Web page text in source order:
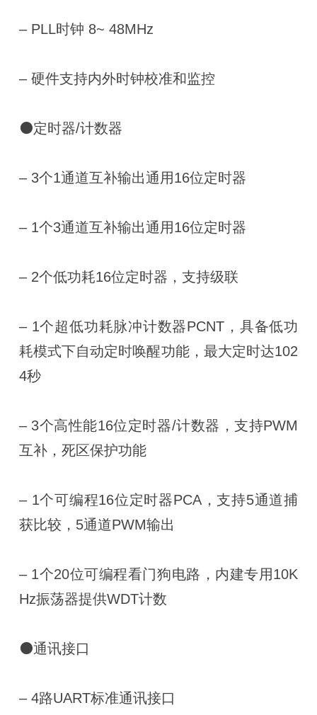
– PLL时钟 8~ 48MHz
– 硬件支持内外时钟校准和监控
⚫定时器/计数器
– 3个1通道互补输出通用16位定时器
– 1个3通道互补输出通用16位定时器
– 2个低功耗16位定时器，支持级联
– 1个超低功耗脉冲计数器PCNT，具备低功
耗模式下自动定时唤醒功能，最大定时达102
4秒
– 3个高性能16位定时器/计数器，支持PWM
互补，死区保护功能
– 1个可编程16位定时器PCA，支持5通道捕
获比较，5通道PWM输出
– 1个20位可编程看门狗电路，内建专用10K
Hz振荡器提供WDT计数
⚫通讯接口
– 4路UART标准通讯接口